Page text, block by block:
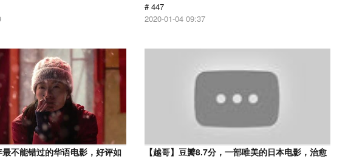
# 447
2020-01-04 09:37
最不能错过的华语电影，好评如
【越哥】豆瓣8.7分，一部唯美的日本电影，治愈